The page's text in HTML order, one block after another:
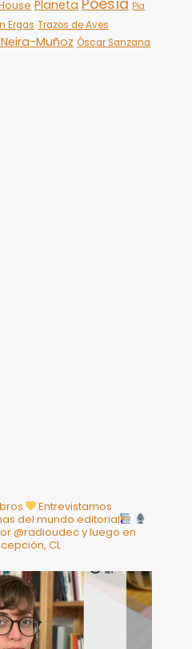
Planeta Poesía Pía
Ergas Trazos de Aves
Muñoz Óscar Sanzana
Entrevistamos
del mundo editorial
@radioudec y luego en
CL